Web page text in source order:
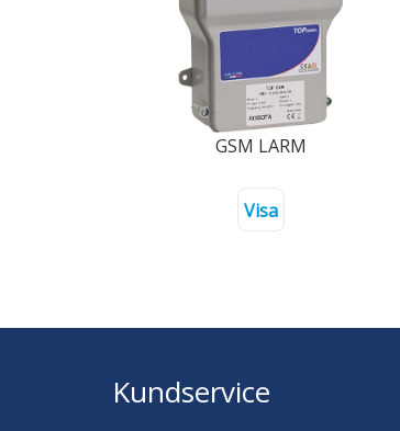
GSM LARM
Visa
Kundservice